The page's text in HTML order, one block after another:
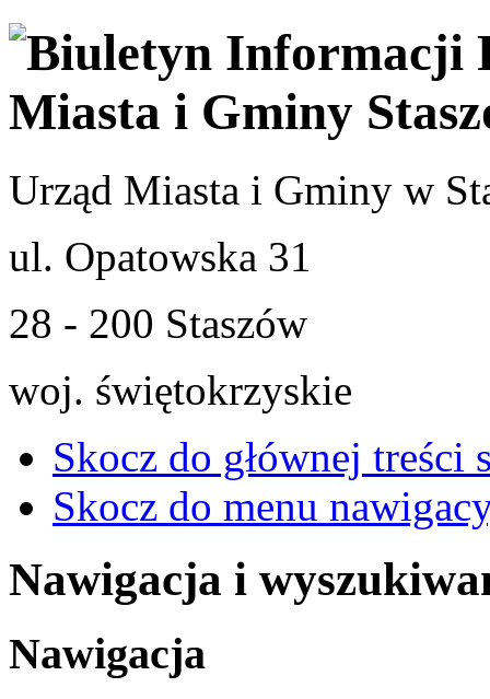
Urząd Miasta i Gminy w
ul. Opatowska 31
28 - 200 Staszów
woj. świętokrzyskie
Skocz do głównej treści
Skocz do menu
Nawigacja i
Nawigacja